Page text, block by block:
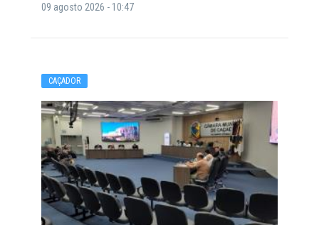
09 agosto 2026 - 10:47
CAÇADOR